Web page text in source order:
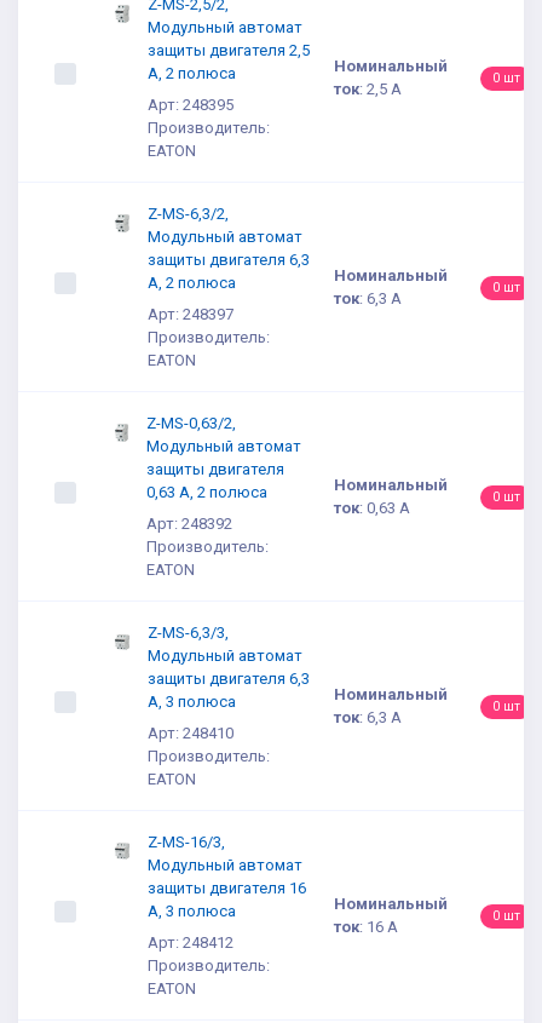
Z-MS-2,5/2,
Модульный автомат
защиты двигателя 2,5
А, 2 полюса
Арт: 248395
Производитель:
EATON
Номинальный
ток: 2,5 А
0 шт
Z-MS-6,3/2,
Модульный автомат
защиты двигателя 6,3
А, 2 полюса
Арт: 248397
Производитель:
EATON
Номинальный
ток: 6,3 А
0 шт
Z-MS-0,63/2,
Модульный автомат
защиты двигателя
0,63 А, 2 полюса
Арт: 248392
Производитель:
EATON
Номинальный
ток: 0,63 А
0 шт
Z-MS-6,3/3,
Модульный автомат
защиты двигателя 6,3
А, 3 полюса
Арт: 248410
Производитель:
EATON
Номинальный
ток: 6,3 А
0 шт
Z-MS-16/3,
Модульный автомат
защиты двигателя 16
А, 3 полюса
Арт: 248412
Производитель:
EATON
Номинальный
ток: 16 А
0 шт